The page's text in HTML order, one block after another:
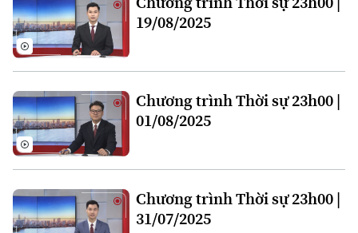
Đất đai
Kinh nghiệm
Xe máy
Thị trường
Tuyển sinh
Hướng nghiệp
Tin tức
Di tích
Sức khỏe
Dinh dưỡng
Tư vấn sức khỏe
Bóng đá
Quần vợt
Golf
Giải trí
Tin tức
Sao
Đã phát sóng
19/08/2025
Chương trình Thời sự 23h00 |
01/08/2025
Chương trình Thời sự 23h00 |
31/07/2025